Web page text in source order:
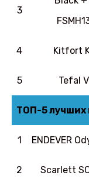
3
4 Kitfort
5 Tefal
ТОП-5 лучших
1 ENDEVER
2 Scarlett